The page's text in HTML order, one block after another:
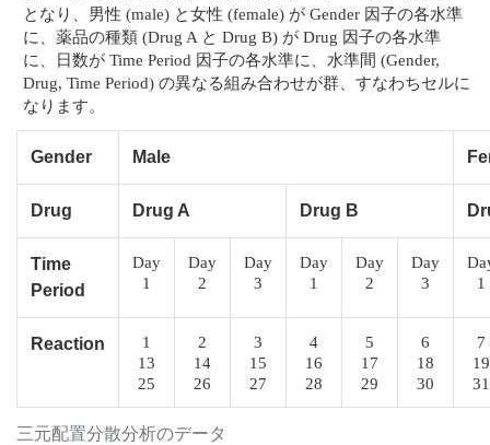
となり、男性 (male) と女性 (female) が Gender 因子の各水準
に、薬品の種類 (Drug A と Drug B) が Drug 因子の各水準
に、日数が Time Period 因子の各水準に、水準間 (Gender,
Drug, Time Period) の異なる組み合わせが群、すなわちセルに
なります。
三元配置分散分析のデータ
Gender Male
Drug Drug A Drug B
Time
Period
Day
1
Day
2
Day
3
Day
1
Day
2
Day
3
1
Reaction
1
13
25
2
14
26
3
15
27
4
16
28
5
17
29
6
18
30
7
19
31